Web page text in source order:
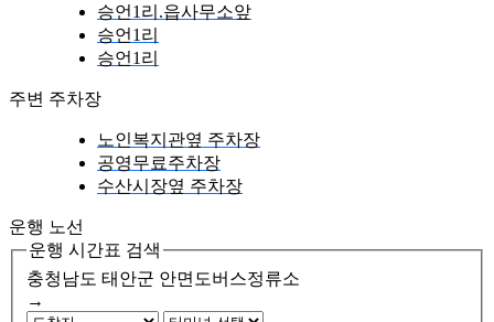
승언1리.읍사무소앞
승언1리
승언1리
주변 주차장
노인복지관옆 주차장
공영무료주차장
수산시장옆 주차장
운행 노선
운행 시간표 검색
충청남도 태안군 안면도버스정류소
→